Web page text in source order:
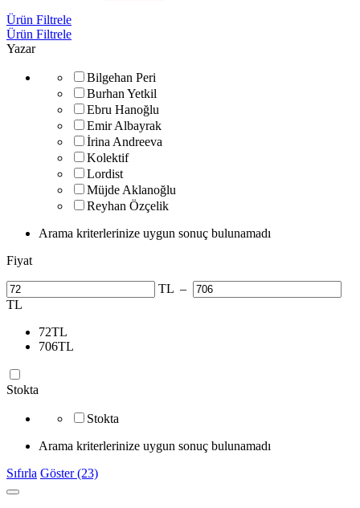
Ürün Filtrele
Ürün Filtrele
Yazar
Bilgehan Peri
Burhan Yetkil
Ebru Hanoğlu
Emir Albayrak
İrina Andreeva
Kolektif
Lordist
Müjde Aklanoğlu
Reyhan Özçelik
Arama kriterlerinize uygun sonuç bulunamadı
Fiyat
TL –
TL
72TL
706TL
Stokta
Stokta
Arama kriterlerinize uygun sonuç bulunamadı
Sıfırla Göster (23)